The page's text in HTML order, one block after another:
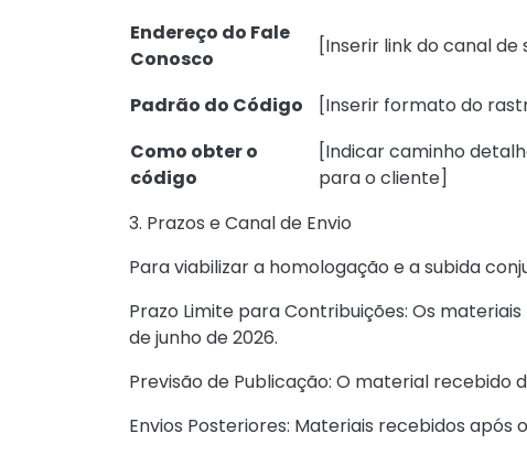
Endereço do Fale
Conosco
[Inserir link do canal de
Padrão do Código [Inserir formato do
Como obter o
código
[Indicar caminho
para o cliente]
3. Prazos e Canal de Envio
Para viabilizar a homologação e a subida
Prazo Limite para Contribuições: Os
de junho de 2026.
Previsão de Publicação: O material recebido
Envios Posteriores: Materiais recebidos